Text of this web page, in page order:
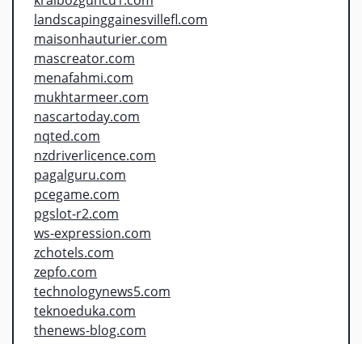
landscapinggainesvillefl.com
maisonhauturier.com
mascreator.com
menafahmi.com
mukhtarmeer.com
nascartoday.com
nqted.com
nzdriverlicence.com
pagalguru.com
pcegame.com
pgslot-r2.com
ws-expression.com
zchotels.com
zepfo.com
technologynews5.com
teknoeduka.com
thenews-blog.com